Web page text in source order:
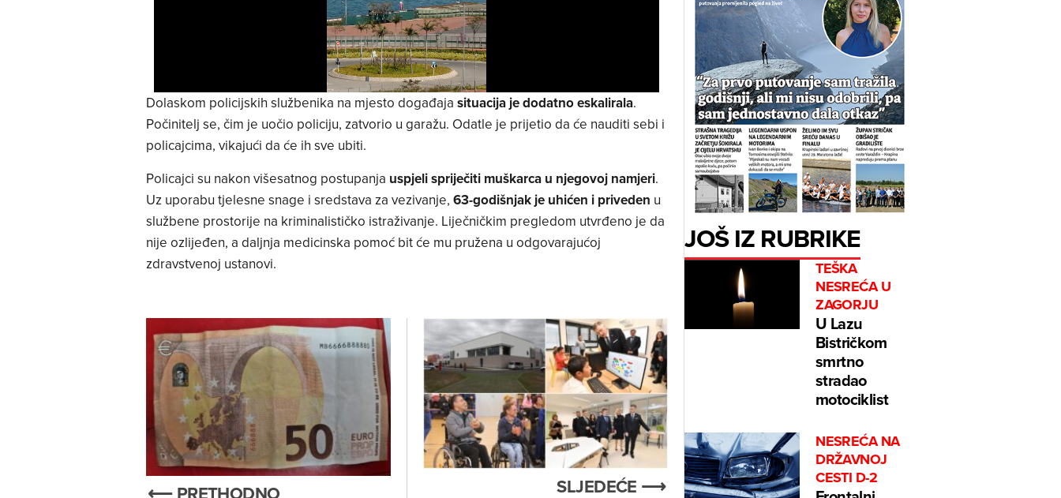
Dolaskom policijskih službenika na mjesto događaja situacija je dodatno eskalirala.
Počinitelj se, čim je uočio policiju, zatvorio u garažu. Odatle je prijetio da će nauditi sebi i
policajcima, vikajući da će ih sve ubiti.
Policajci su nakon višesatnog postupanja uspjeli spriječiti muškarca u njegovoj namjeri.
Uz uporabu tjelesne snage i sredstava za vezivanje, 63-godišnjak je uhićen i priveden u
službene prostorije na kriminalističko istraživanje. Liječničkim pregledom utvrđeno je da
nije ozlijeđen, a daljnja medicinska pomoć bit će mu pružena u odgovarajućoj
zdravstvenoj ustanovi.
SLJEDEĆE ⟶
JOŠ IZ RUBRIKE
TEŠKA
NESREĆA U
ZAGORJU
U Lazu
Bistričkom
smrtno
stradao
motociklist
NESREĆA NA
DRŽAVNOJ
CESTI D-2